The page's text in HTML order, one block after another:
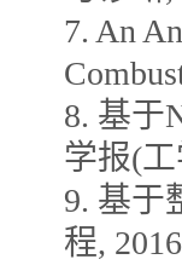
7. An
8. 基于
学报(工
9. 基于
程,